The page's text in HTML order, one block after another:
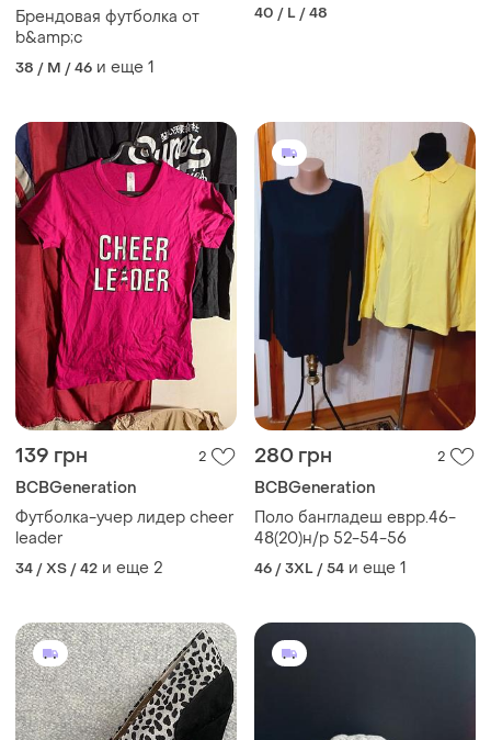
Брендовая футболка от
b&amp;c
38 / M / 46 и еще 1
40 / L / 48
139 грн 2
BCBGeneration
Футболка-учер лидер cheer
leader
34 / XS / 42 и еще 2
280 грн 2
BCBGeneration
Поло бангладеш еврр.46-
48(20)н/р 52-54-56
46 / 3XL / 54 и еще 1